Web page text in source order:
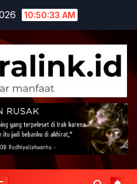
10:50:34 AM